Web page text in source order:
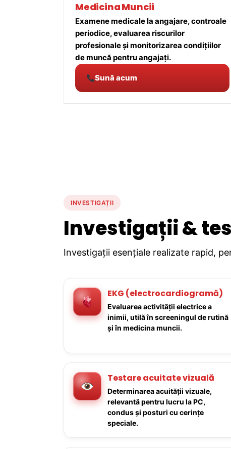
Medicina Muncii
Examene medicale la angajare, controale
periodice, evaluarea riscurilor
profesionale și monitorizarea condițiilor
de muncă pentru angajați.
Sună acum
INVESTIGAȚII
Investigații &
Investigații esențiale realizate rapid,
EKG (electrocardiogramă)
Evaluarea activității electrice a
inimii, utilă în screeningul de rutină
și în medicina muncii.
Testare acuitate vizuală
Determinarea acuității vizuale,
relevantă pentru lucru la PC,
condus și posturi cu cerințe
speciale.